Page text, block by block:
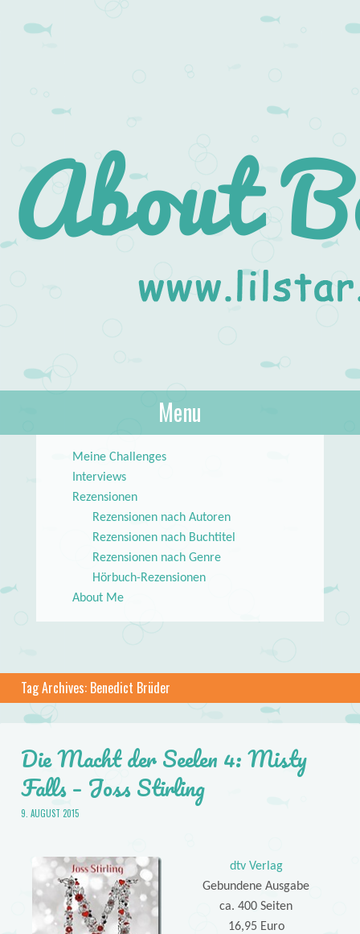
About Books
lilstar.de
Menu
Meine Challenges
Interviews
Rezensionen
Rezensionen nach Autoren
Rezensionen nach Buchtitel
Rezensionen nach Genre
Hörbuch-Rezensionen
About Me
Tag Archives: Benedict Brüder
Die Macht der Seelen 4: Misty
Falls – Joss Stirling
9. AUGUST 2015
dtv Verlag
Gebundene Ausgabe
ca. 400 Seiten
16,95 Euro